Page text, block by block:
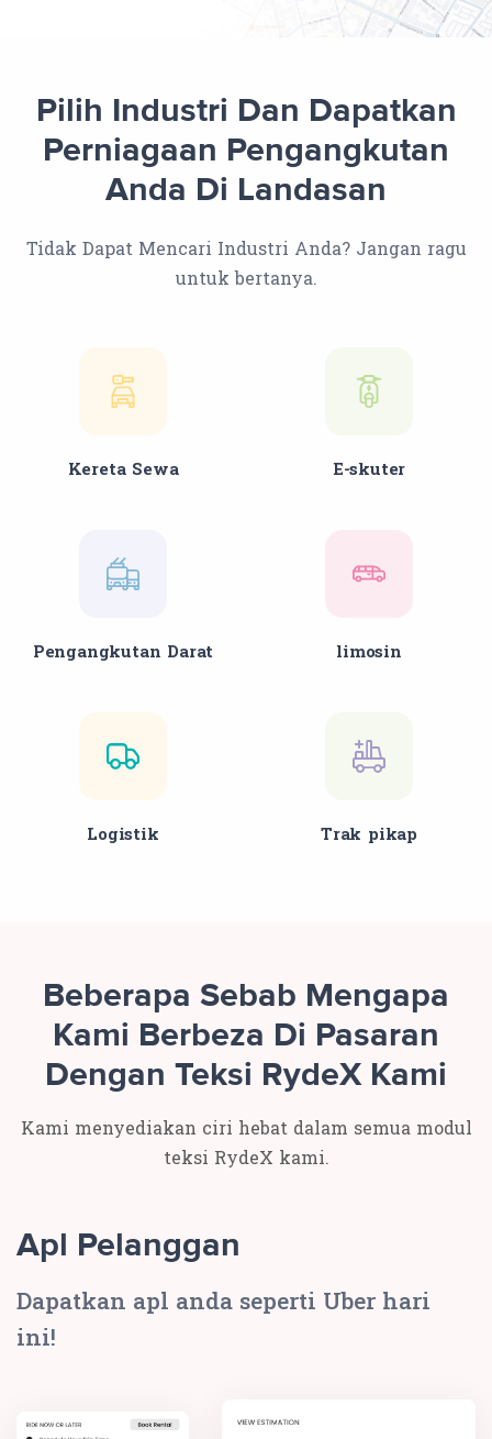
Pilih Industri Dan Dapatkan
Perniagaan Pengangkutan
Anda Di Landasan
Tidak Dapat Mencari Industri Anda? Jangan ragu
untuk bertanya.
Kereta Sewa E-skuter
Pengangkutan Darat limosin
Logistik Trak pikap
Beberapa Sebab Mengapa
Kami Berbeza Di Pasaran
Dengan Teksi RydeX Kami
Kami menyediakan ciri hebat dalam semua modul
teksi RydeX kami.
Apl Pelanggan
Dapatkan apl anda seperti Uber hari
ini!